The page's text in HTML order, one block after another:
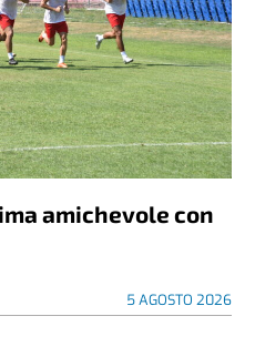
amichevole con
5 AGOSTO 2026